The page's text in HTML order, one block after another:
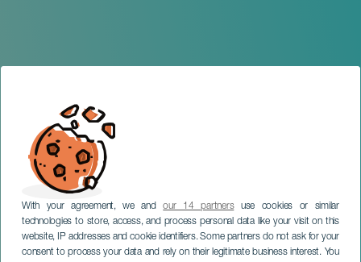
With your agreement, we andour 14 partnersuse cookies or similar
technologies to store, access, and process personal data like your visit on this
website, IP addresses and cookie identifiers. Some partners do not ask for your
consent to process your data and rely on their legitimate business interest. You
GRAN CANARIA